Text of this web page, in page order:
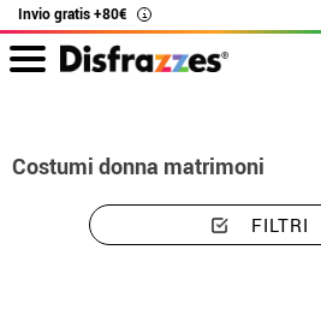
Invio gratis +80€ i
Costumi donna matrimoni
FILTRI